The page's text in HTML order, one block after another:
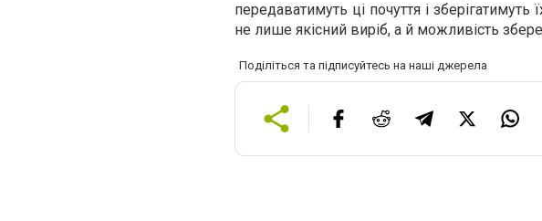
передаватимуть ці почуття і
не лише якісний виріб, а й можливість
Поділіться та підписуйтесь на наші джерела